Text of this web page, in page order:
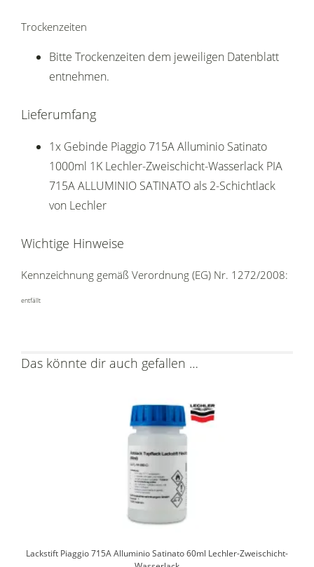
Trockenzeiten
Bitte Trockenzeiten dem jeweiligen Datenblatt
entnehmen.
Lieferumfang
1x Gebinde Piaggio 715A Alluminio Satinato
1000ml 1K Lechler-Zweischicht-Wasserlack PIA
715A ALLUMINIO SATINATO als 2-Schichtlack
von Lechler
Wichtige Hinweise
Kennzeichnung gemäß Verordnung (EG) Nr. 1272/2008:
entfällt
Das könnte dir auch gefallen …
Lackstift Piaggio 715A Alluminio Satinato 60ml Lechler-Zweischicht-